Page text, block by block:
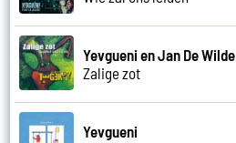
Yevgueni en Jan De Wilde
Zalige zot
Yevgueni